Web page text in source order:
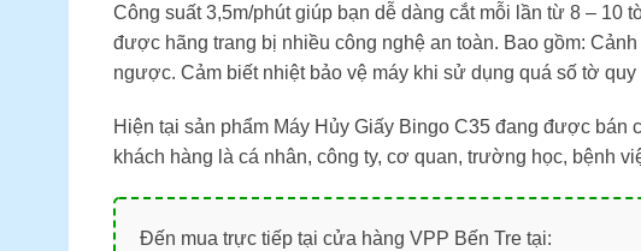
Công suất 3,5m/phút giúp bạn dễ dàng cắt mỗi lần từ 8 –
được hãng trang bị nhiều công nghệ an toàn. Bao gồm:
ngược. Cảm biết nhiệt bảo vệ máy khi sử dụng quá số tờ quy
Hiện tại sản phẩm Máy Hủy Giấy Bingo C35 đang được
khách hàng là cá nhân, công ty, cơ quan, trường học, bệnh
Đến mua trực tiếp tại cửa hàng VPP Bến Tre tại: